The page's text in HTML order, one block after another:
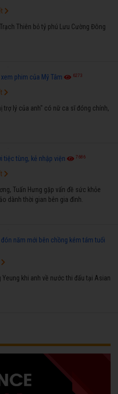
Thiên bỏ tỷ phú Lưu Cường Đông
phim của Mỹ Tâm 6273
trợ lý của anh" có nữ ca sĩ đóng chính,
tiệc tùng, kẻ nhập viện 7686
Tuấn Hưng gặp vấn đề sức khỏe
dành thời gian bên gia đình.
năm mới bên chồng kém tám tuổi
Yeung khi anh về nước thi đấu tại Asian